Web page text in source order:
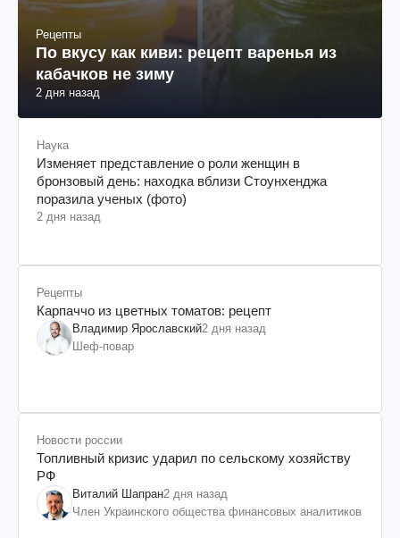
Рецепты
По вкусу как киви: рецепт варенья из
кабачков не зиму
2 дня назад
Наука
Изменяет представление о роли женщин в
бронзовый день: находка вблизи Стоунхенджа
поразила ученых (фото)
2 дня назад
Рецепты
Карпаччо из цветных томатов: рецепт
Владимир Ярославский2 дня назад
Шеф-повар
Новости россии
Топливный кризис ударил по сельскому хозяйству
РФ
Виталий Шапран2 дня назад
Член Украинского общества финансовых аналитиков